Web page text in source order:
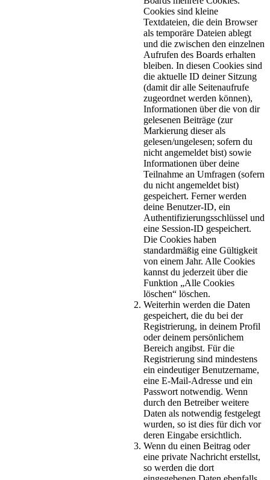
Cookies sind kleine
Textdateien, die dein Browser
als temporäre Dateien ablegt
und die zwischen den einzelnen
Aufrufen des Boards erhalten
bleiben. In diesen Cookies sind
die aktuelle ID deiner Sitzung
(damit dir alle Seitenaufrufe
zugeordnet werden können),
Informationen über die von dir
gelesenen Beiträge (zur
Markierung dieser als
gelesen/ungelesen; sofern du
nicht angemeldet bist) sowie
Informationen über deine
Teilnahme an Umfragen (sofern
du nicht angemeldet bist)
gespeichert. Ferner werden
deine Benutzer-ID, ein
Authentifizierungsschlüssel und
eine Session-ID gespeichert.
Die Cookies haben
standardmäßig eine Gültigkeit
von einem Jahr. Alle Cookies
kannst du jederzeit über die
Funktion „Alle Cookies
löschen“ löschen.
Weiterhin werden die Daten
gespeichert, die du bei der
Registrierung, in deinem Profil
oder deinem persönlichem
Bereich angibst. Für die
Registrierung sind mindestens
ein eindeutiger Benutzername,
eine E-Mail-Adresse und ein
Passwort notwendig. Wenn
durch den Betreiber weitere
Daten als notwendig festgelegt
wurden, so ist dies für dich vor
deren Eingabe ersichtlich.
Wenn du einen Beitrag oder
eine private Nachricht erstellst,
so werden die dort